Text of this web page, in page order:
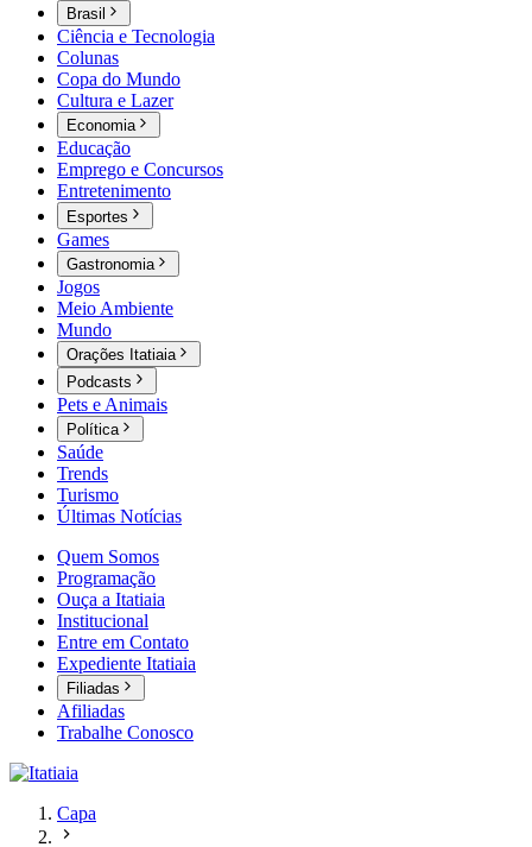
Brasil
Ciência e Tecnologia
Colunas
Copa do Mundo
Cultura e Lazer
Economia
Educação
Emprego e Concursos
Entretenimento
Esportes
Games
Gastronomia
Jogos
Meio Ambiente
Mundo
Orações Itatiaia
Podcasts
Pets e Animais
Política
Saúde
Trends
Turismo
Últimas Notícias
Quem Somos
Programação
Ouça a Itatiaia
Institucional
Entre em Contato
Expediente Itatiaia
Filiadas
Afiliadas
Trabalhe Conosco
Capa